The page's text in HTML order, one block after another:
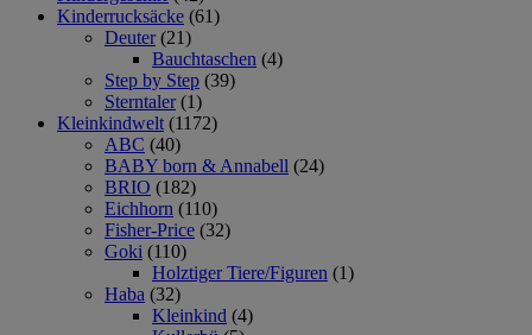
Kinderrucksäcke (61)
Deuter (21)
Bauchtaschen (4)
Step by Step (39)
Sterntaler (1)
Kleinkindwelt (1172)
ABC (40)
BABY born & Annabell (24)
BRIO (182)
Eichhorn (110)
Fisher-Price (32)
Goki (110)
Holztiger Tiere/Figuren (1)
Haba (32)
Kleinkind (4)